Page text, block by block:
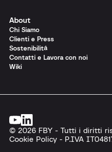
About
Chi Siamo
Clienti e Press
Sostenibilità
Contatti e Lavora con noi
Wiki
© 2026 FBY - Tutti i diritti
Cookie Policy - P.IVA